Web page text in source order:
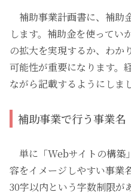
補助事業計画書に、補助
します。補助金を使ってい
の拡大を実現するか、わか
可能性が重要になります。
ながら記載するようにしま
補助事業で行う事業名
単に「Webサイトの構築
容をイメージしやすい事業
30字以内という字数制限が